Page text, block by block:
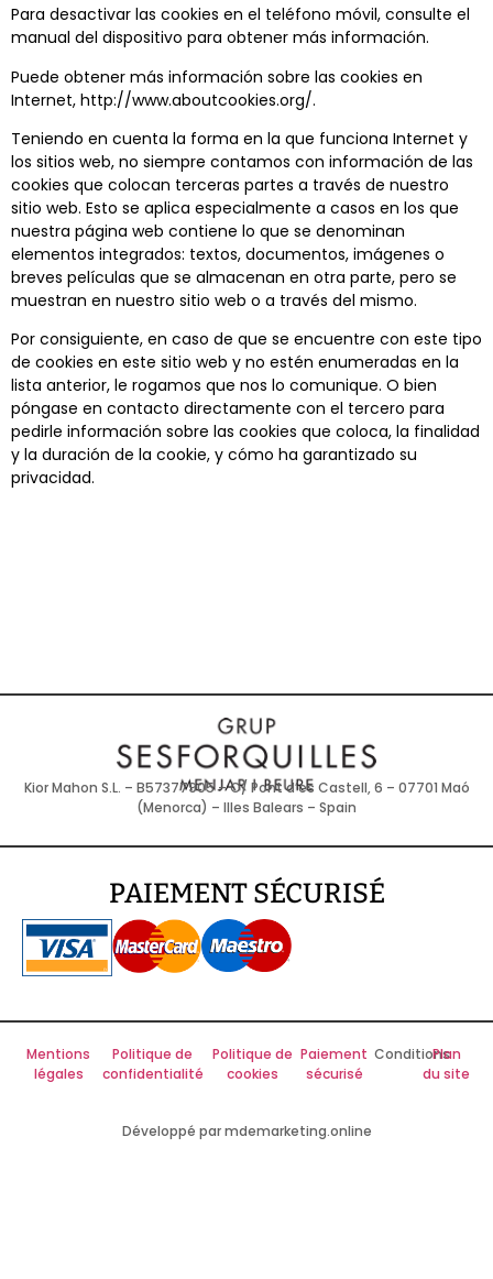
Para desactivar las cookies en el teléfono móvil, consulte el
manual del dispositivo para obtener más información.
Puede obtener más información sobre las cookies en
Internet, http://www.aboutcookies.org/.
Teniendo en cuenta la forma en la que funciona Internet y
los sitios web, no siempre contamos con información de las
cookies que colocan terceras partes a través de nuestro
sitio web. Esto se aplica especialmente a casos en los que
nuestra página web contiene lo que se denominan
elementos integrados: textos, documentos, imágenes o
breves películas que se almacenan en otra parte, pero se
muestran en nuestro sitio web o a través del mismo.
Por consiguiente, en caso de que se encuentre con este tipo
de cookies en este sitio web y no estén enumeradas en la
lista anterior, le rogamos que nos lo comunique. O bien
póngase en contacto directamente con el tercero para
pedirle información sobre las cookies que coloca, la finalidad
y la duración de la cookie, y cómo ha garantizado su
privacidad.
Kior Mahon S.L. – B57377905 – C/ Pont d’es Castell, 6 – 07701 Maó
(Menorca) – Illes Balears – Spain
PAIEMENT SÉCURISÉ
Mentions
légales
Politique de
confidentialité
Politique de
cookies
Paiement
sécurisé
Conditions
Plan
du site
Développé par mdemarketing.online